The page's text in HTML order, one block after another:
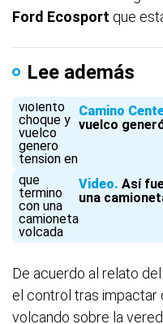
Ford Ecosport que
Lee además
Camino
vuelco
Video Así
una
De acuerdo al relato
el control tras impactar
volcando sobre la